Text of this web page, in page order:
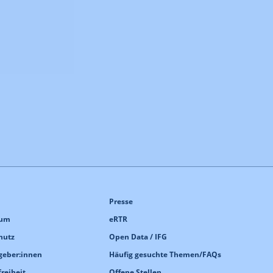
Presse
eRTR
Open Data / IFG
Häufig gesuchte Themen/FAQs